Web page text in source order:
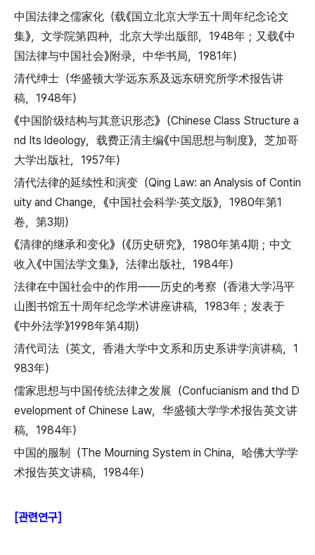
中国法律之儒家化（载《国立北京大学五十周年纪念论文
集》，文学院第四种，北京大学出版部，1948年；又载《中
国法律与中国社会》附录，中华书局，1981年）
清代绅士（华盛顿大学远东系及远东研究所学术报告讲
稿，1948年）
《中国阶级结构与其意识形态》（Chinese Class Structure a
nd Its ldeology，载费正清主编《中国思想与制度》，芝加哥
大学出版社，1957年）
清代法律的延续性和演变（Qing Law: an Analysis of Contin
uity and Change，《中国社会科学·英文版》，1980年第1
卷，第3期）
《清律的继承和变化》（《历史研究》，1980年第4期；中文
收入《中国法学文集》，法律出版社，1984年）
法律在中国社会中的作用——历史的考察（香港大学冯平
山图书馆五十周年纪念学术讲座讲稿，1983年；发表于
《中外法学》1998年第4期）
清代司法（英文，香港大学中文系和历史系讲学演讲稿，1
983年）
儒家思想与中国传统法律之发展（Confucianism and thd D
evelopment of Chinese Law，华盛顿大学学术报告英文讲
稿，1984年）
中国的服制（The Mourning System in China，哈佛大学学
术报告英文讲稿，1984年）
[관련연구]